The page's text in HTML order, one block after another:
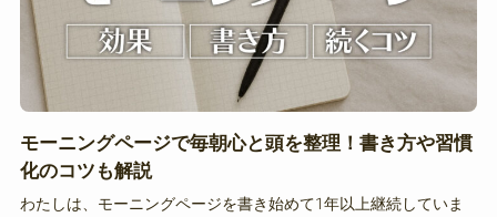
モーニングページで毎朝心と頭を整理！書き方や習慣
化のコツも解説
わたしは、モーニングページを書き始めて1年以上継続していま